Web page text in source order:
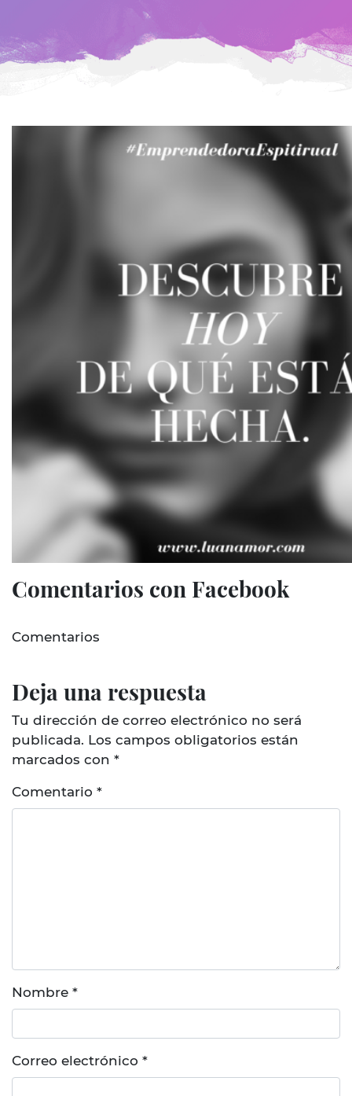
Comentarios con Facebook
Comentarios
Deja una respuesta
Tu dirección de correo electrónico no será
publicada. Los campos obligatorios están
marcados con *
Comentario *
Nombre *
Correo electrónico *